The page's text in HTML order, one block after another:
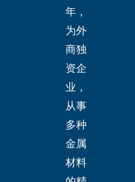
年，
为外
商独
资企
业，
从事
多种
金属
材料